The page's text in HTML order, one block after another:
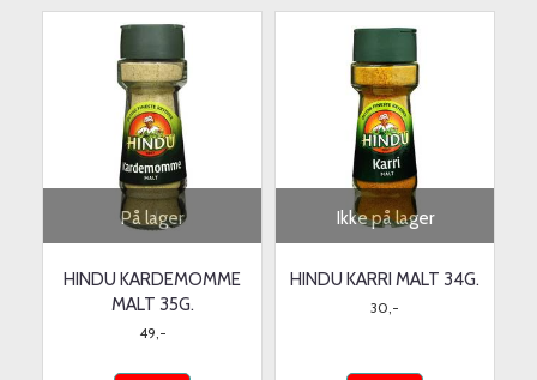
På lager
HINDU KARDEMOMME
MALT 35G.
49,-
Ikke på lager
HINDU KARRI MALT 34G.
30,-